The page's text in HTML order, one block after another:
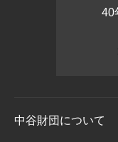
40
中谷財団について